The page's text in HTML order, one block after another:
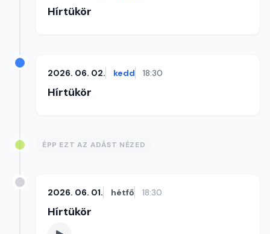
Hírtükör
2026. 06. 02. kedd 18:30
Hírtükör
ÉPP EZT AZ ADÁST NÉZED
2026. 06. 01. hétfő 18:30
Hírtükör